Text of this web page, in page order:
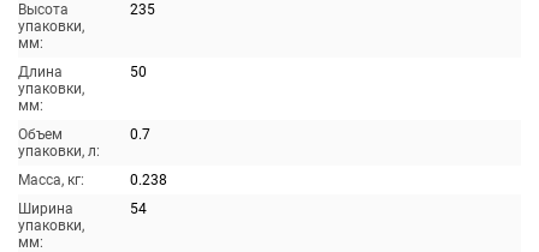
Высота
упаковки,
мм:
235
Длина
упаковки,
мм:
50
Объем
упаковки, л:
0.7
Масса, кг:
0.238
Ширина
упаковки,
мм:
54